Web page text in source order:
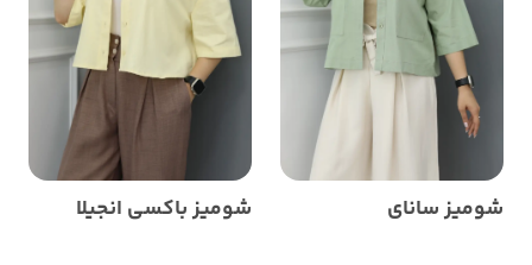
شومیز سانای شومیز باکسی انجیلا